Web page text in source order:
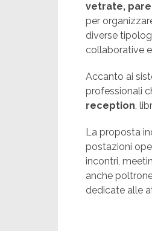
vetrate,
per
diverse
collaborative
Accanto ai
professionali
reception,
La proposta
postazioni
incontri,
anche
dedicate alle